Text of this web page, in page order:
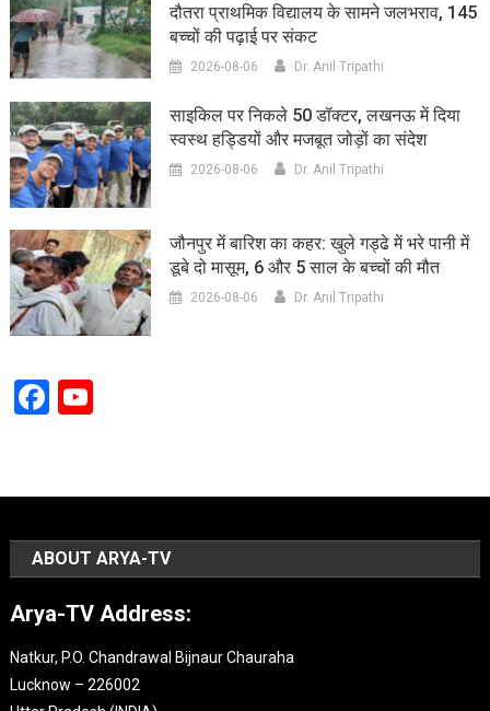
दौतरा प्राथमिक विद्यालय के सामने जलभराव, 145
बच्चों की पढ़ाई पर संकट
2026-08-06 Dr. Anil Tripathi
साइकिल पर निकले 50 डॉक्टर, लखनऊ में दिया
स्वस्थ हड्डियों और मजबूत जोड़ों का संदेश
2026-08-06 Dr. Anil Tripathi
जौनपुर में बारिश का कहर: खुले गड्ढे में भरे पानी में
डूबे दो मासूम, 6 और 5 साल के बच्चों की मौत
2026-08-06 Dr. Anil Tripathi
Facebook
YouTube
ABOUT ARYA-TV
Arya-TV Address:
Natkur, P.O. Chandrawal Bijnaur Chauraha
Lucknow – 226002